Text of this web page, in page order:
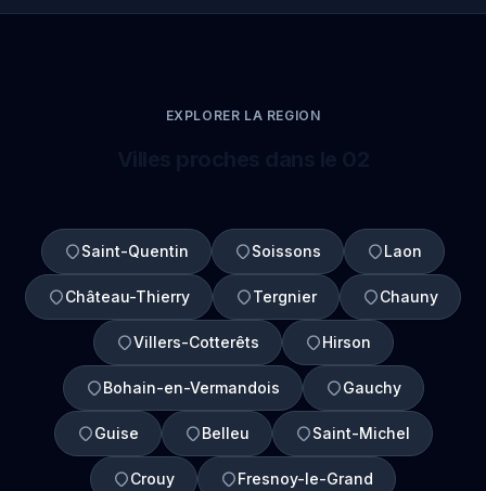
EXPLORER LA REGION
Saint-Quentin Soissons Laon
Château-Thierry Tergnier Chauny
Villers-Cotterêts Hirson
Bohain-en-Vermandois Gauchy
Guise Belleu Saint-Michel
Crouy Fresnoy-le-Grand